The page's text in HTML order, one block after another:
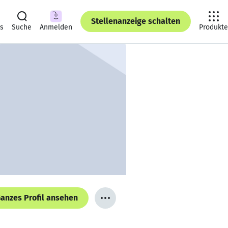
Suche Anmelden
Stellenanzeige schalten
Produkte
Profil ansehen